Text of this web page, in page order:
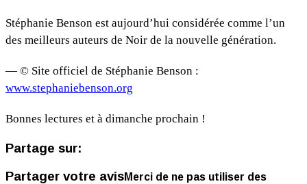
Stéphanie Benson est aujourd’hui considérée comme l’un
des meilleurs auteurs de Noir de la nouvelle génération.
— © Site officiel de Stéphanie Benson :
www.stephaniebenson.org
Bonnes lectures et à dimanche prochain !
Partage sur:
Partager votre avisMerci de ne pas utiliser des